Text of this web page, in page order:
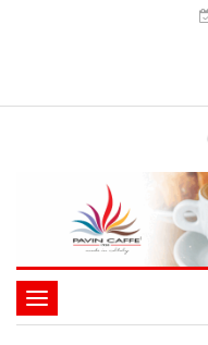
Toggle
navigation